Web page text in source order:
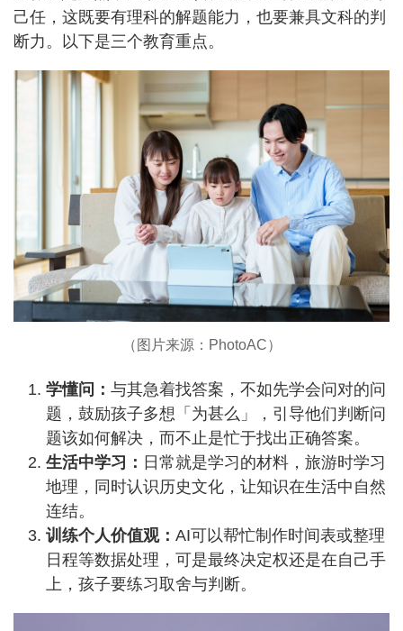
己任，这既要有理科的解题能力，也要兼具文科的判
断力。以下是三个教育重点。
（图片来源：PhotoAC）
学懂问： 与其急着找答案，不如先学会问对的问
题，鼓励孩子多想「为甚么」，引导他们判断问
题该如何解决，而不止是忙于找出正确答案。
生活中学习： 日常就是学习的材料，旅游时学习
地理，同时认识历史文化，让知识在生活中自然
连结。
训练个人价值观： AI可以帮忙制作时间表或整理
日程等数据处理，可是最终决定权还是在自己手
上，孩子要练习取舍与判断。